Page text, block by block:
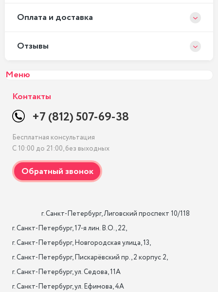
Оплата и доставка
Отзывы
Меню
Контакты
+7 (812) 507-69-38
Бесплатная консультация
С 10:00 до 21:00, без выходных
г. Санкт-Петербург, 17-я лин. B.O., 22,
г. Санкт-Петербург, Новгородская улица, 13,
г. Санкт-Петербург, Пискарёвский пр., 2 корпус 2,
г. Санкт-Петербург, ул. Седова, 11А
г. Санкт-Петербург, ул. Ефимова, 4А